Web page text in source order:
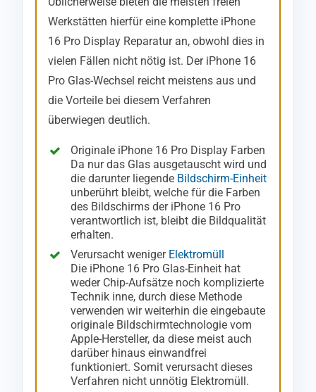
Werkstätten hierfür eine komplette iPhone
16 Pro Display Reparatur an, obwohl dies in
vielen Fällen nicht nötig ist. Der iPhone 16
Pro Glas-Wechsel reicht meistens aus und
die Vorteile bei diesem Verfahren
überwiegen deutlich.
Originale iPhone 16 Pro Display Farben
Da nur das Glas ausgetauscht wird und
die darunter liegende Bildschirm-Einheit
unberührt bleibt, welche für die Farben
des Bildschirms der iPhone 16 Pro
verantwortlich ist, bleibt die Bildqualität
erhalten.
Verursacht weniger Elektromüll
Die iPhone 16 Pro Glas-Einheit hat
weder Chip-Aufsätze noch komplizierte
Technik inne, durch diese Methode
verwenden wir weiterhin die eingebaute
originale Bildschirmtechnologie vom
Apple-Hersteller, da diese meist auch
darüber hinaus einwandfrei
funktioniert. Somit verursacht dieses
Verfahren nicht unnötig Elektromüll.